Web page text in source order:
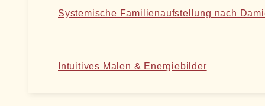
Systemische Familienaufstellung nach
Intuitives Malen & Energiebilder